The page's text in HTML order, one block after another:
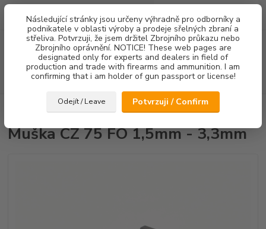
Následující stránky jsou určeny výhradně pro odborníky a
podnikatele v oblasti výroby a prodeje sřelných zbraní a
střeliva. Potvrzuji, že jsem držitel Zbrojního průkazu nebo
Zbrojního oprávnění. NOTICE! These web pages are
designated only for experts and dealers in field of
production and trade with firearms and ammunition. I am
confirming that i am holder of gun passport or license!
Odejít / Leave Potvrzuji / Confirm
Menu
Hledat
za0,00 Kč
Muška CZ 75 FO 1,5mm - 3,3mm
Muška CZ 75 FO 1,5mm - 3,3mm